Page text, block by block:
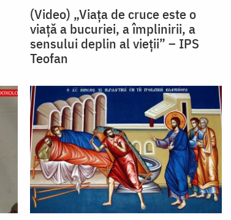
(Video) „Viața de cruce este o
viață a bucuriei, a împlinirii, a
sensului deplin al vieții” – IPS
Teofan